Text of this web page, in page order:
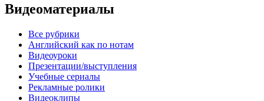
Видеоматериалы
Все рубрики
Английский как по нотам
Видеоуроки
Презентации/выступления
Учебные сериалы
Рекламные ролики
Видеоклипы